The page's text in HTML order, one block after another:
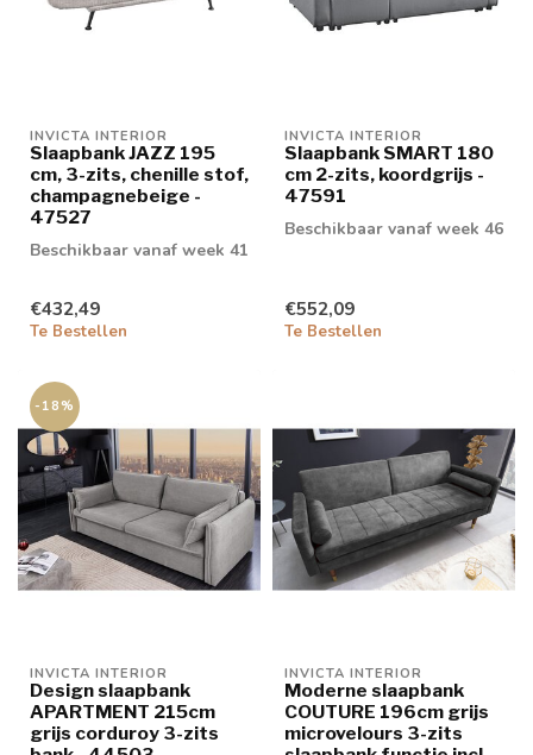
INVICTA INTERIOR
Slaapbank JAZZ 195
cm, 3-zits, chenille stof,
champagnebeige -
47527
Beschikbaar vanaf week 41
€432,49
Te Bestellen
INVICTA INTERIOR
Slaapbank SMART 180
cm 2-zits, koordgrijs -
47591
Beschikbaar vanaf week 46
€552,09
Te Bestellen
-18%
INVICTA INTERIOR
Design slaapbank
APARTMENT 215cm
grijs corduroy 3-zits
INVICTA INTERIOR
Moderne slaapbank
COUTURE 196cm grijs
microvelours 3-zits